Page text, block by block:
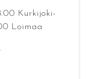
Kurkijoki-
Loimaa